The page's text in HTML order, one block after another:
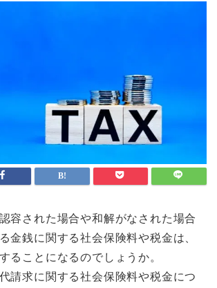
容された場合や和解がなされた場合
金銭に関する社会保険料や税金は、
ることになるのでしょうか。
請求に関する社会保険料や税金につ